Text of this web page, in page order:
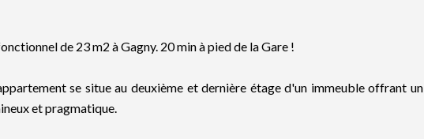
de 23 m2 à Gagny. 20 min à pied de la Gare !
se situe au deuxième et dernière étage d'un immeuble offrant un
et pragmatique.